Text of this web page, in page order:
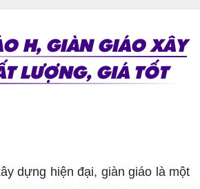
H, GIÀN GIÁO XÂY
LƯỢNG, GIÁ TỐT
dựng hiện đại, giàn giáo là một